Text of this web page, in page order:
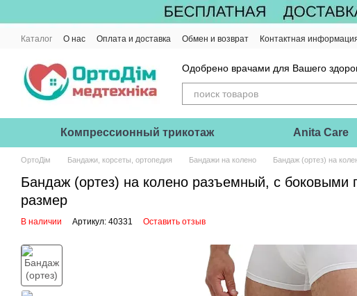
Каталог О нас Оплата и доставка Обмен и возврат Контактная
Одобрено врачами для Вашего
Компрессионный трикотаж Anita Care
ОртоДім Бандажи, корсеты, ортопедия Бандажи на колено Бандаж (ортез) на
Бандаж (ортез) на колено разъемный, с боковыми
размер
В наличии Артикул: 40331 Оставить отзыв